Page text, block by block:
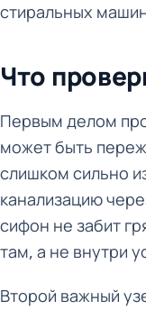
стиральных
Что
Первым делом
может быть
слишком сильно
канализацию
сифон не забит
там, а не внутри
Второй важный